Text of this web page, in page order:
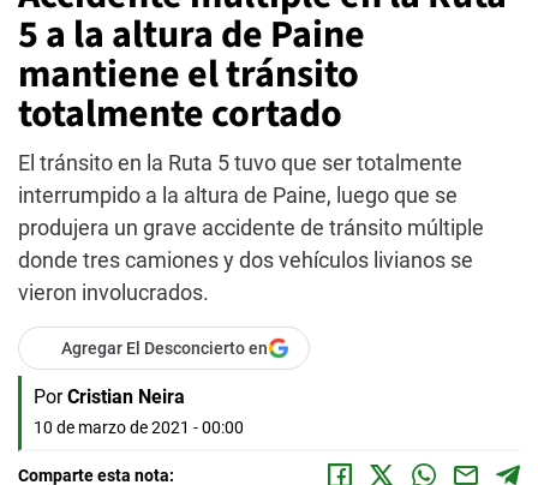
5 a la altura de Paine
mantiene el tránsito
totalmente cortado
El tránsito en la Ruta 5 tuvo que ser totalmente
interrumpido a la altura de Paine, luego que se
produjera un grave accidente de tránsito múltiple
donde tres camiones y dos vehículos livianos se
vieron involucrados.
Agregar El Desconcierto en
Por Cristian Neira
10 de marzo de 2021 - 00:00
Comparte esta nota: